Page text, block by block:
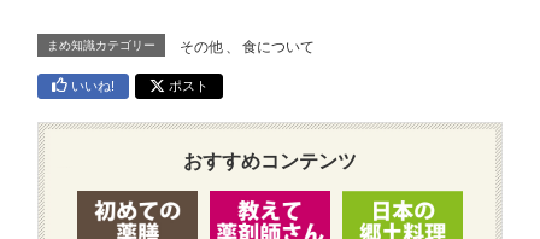
まめ知識カテゴリー その他 、 食について
いいね! ポスト
おすすめコンテンツ